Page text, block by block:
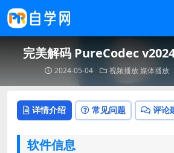
完美解码 PureCodec
2024-05-04 视频播放媒体播放
详情介绍 常见问题 评论
软件信息